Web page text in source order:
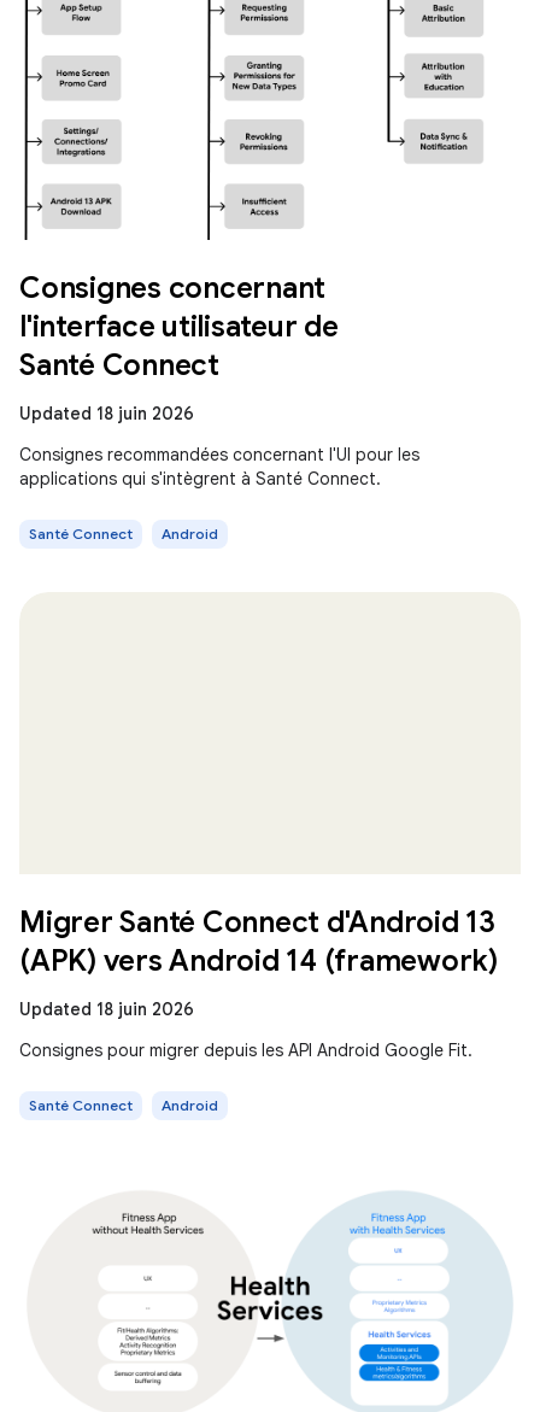
Consignes concernant
l'interface utilisateur de
Santé Connect
Updated 18 juin 2026
Consignes recommandées concernant l'UI pour les
applications qui s'intègrent à Santé Connect.
Santé Connect Android
Migrer Santé Connect d'Android 13
(APK) vers Android 14 (framework)
Updated 18 juin 2026
Consignes pour migrer depuis les API Android Google Fit.
Santé Connect Android